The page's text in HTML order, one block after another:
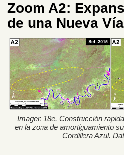
Zoom A2:
de una Nueva
Imagen 18e. Construcción
en la zona de amortiguamiento
Cordillera Azul.